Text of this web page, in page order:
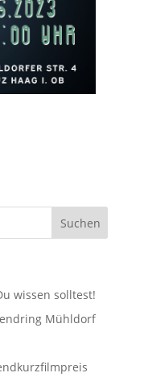
wissen solltest!
Mühldorf